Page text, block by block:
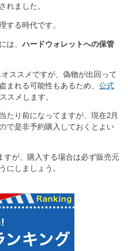
れました。
する時代です。
は、ハードウォレットへの保管
オススメですが、偽物が出回って
まれる可能性もあるため、公式
スメします。
たり前になってますが、現在2月
で是非予約購入しておくとよい
すが、購入する場合は必ず販売元
にしましょう。